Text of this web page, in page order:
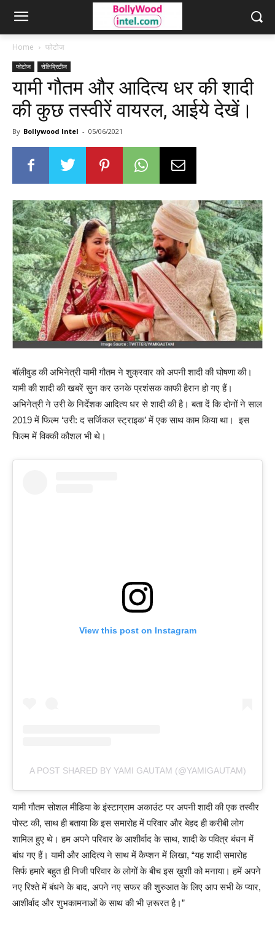
Home फोटोज
फोटोज सेलिब्रिटीज
यामी गौतम और आदित्य धर की शादी
की कुछ तस्वीरें वायरल, आईये देखें।
By Bollywood Intel - 05/06/2021
बॉलीवुड की अभिनेत्री यामी गौतम ने शुक्रवार को अपनी शादी की घोषणा की।
यामी की शादी की खबरें सुन कर उनके प्रशंसक काफी हैरान हो गए हैं।
अभिनेत्री ने उरी के निर्देशक आदित्य धर से शादी की है। बता दें कि दोनों ने साल
2019 में फिल्म ‘उरी: द सर्जिकल स्ट्राइक’ में एक साथ काम किया था। इस
फिल्म में विक्की कौशल भी थे।
View this post on Instagram
A POST SHARED BY YAMI GAUTAM (@YAMIGAUTAM)
यामी गौतम सोशल मीडिया के इंस्टाग्राम अकाउंट पर अपनी शादी की एक तस्वीर
पोस्ट की, साथ ही बताया कि इस समारोह में परिवार और बेहद ही करीबी लोग
शामिल हुए थे। हम अपने परिवार के आशीर्वाद के साथ, शादी के पवित्र बंधन में
बांध गए हैं। यामी और आदित्य ने साथ में कैप्शन में लिखा, “यह शादी समारोह
सिर्फ हमारे बहुत ही निजी परिवार के लोगों के बीच इस ख़ुशी को मनाया। हमें अपने
नए रिश्ते में बंधने के बाद, अपने नए सफर की शुरुआत के लिए आप सभी के प्यार,
आशीर्वाद और शुभकामनाओं के साथ की भी ज़रूरत है।”